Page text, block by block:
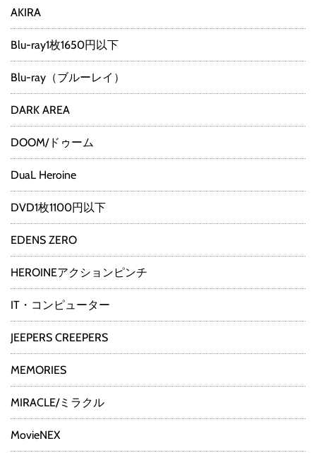
AKIRA
Blu-ray1枚1650円以下
Blu-ray（ブルーレイ）
DARK AREA
DOOM/ドゥーム
DuaL Heroine
DVD1枚1100円以下
EDENS ZERO
HEROINEアクションピンチ
IT・コンピューター
JEEPERS CREEPERS
MEMORIES
MIRACLE/ミラクル
MovieNEX